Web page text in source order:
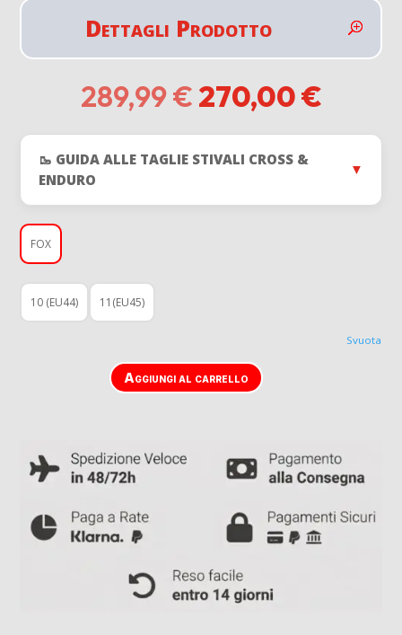
Dettagli Prodotto
289,99€ Il
prezzo
originale
era:
270,00€Il
🥾 GUIDA ALLE TAGLIE STIVALI CROSS &
ENDURO
▼
FOX
10 (EU44) 11(EU45)
Svuota
Aggiungi al carrello